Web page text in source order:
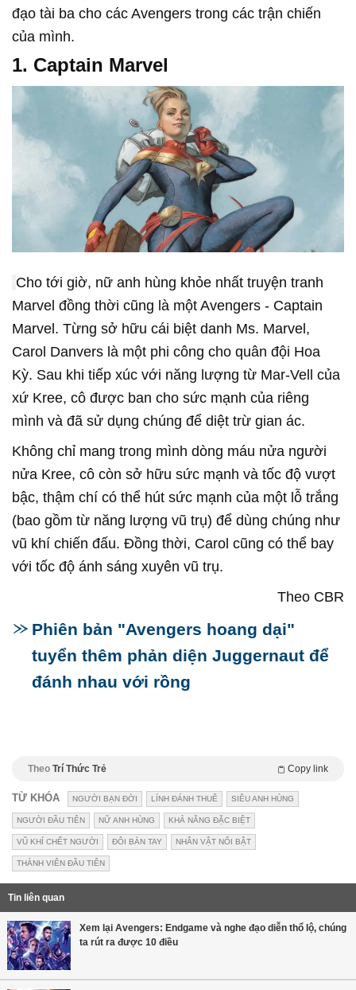
đạo tài ba cho các Avengers trong các trận chiến
của mình.
1. Captain Marvel
Cho tới giờ, nữ anh hùng khỏe nhất truyện tranh
Marvel đồng thời cũng là một Avengers - Captain
Marvel. Từng sở hữu cái biệt danh Ms. Marvel,
Carol Danvers là một phi công cho quân đội Hoa
Kỳ. Sau khi tiếp xúc với năng lượng từ Mar-Vell của
xứ Kree, cô được ban cho sức mạnh của riêng
mình và đã sử dụng chúng để diệt trừ gian ác.
Không chỉ mang trong mình dòng máu nửa người
nửa Kree, cô còn sở hữu sức mạnh và tốc độ vượt
bậc, thậm chí có thể hút sức mạnh của một lỗ trắng
(bao gồm từ năng lượng vũ trụ) để dùng chúng như
vũ khí chiến đấu. Đồng thời, Carol cũng có thể bay
với tốc độ ánh sáng xuyên vũ trụ.
Theo CBR
Phiên bản "Avengers hoang dại"
tuyển thêm phản diện Juggernaut để
đánh nhau với rồng
Theo Trí Thức Trẻ Copy link
TỪ KHÓA NGƯỜI BẠN ĐỜI LÍNH ĐÁNH THUÊ SIÊU ANH HÙNG
NGƯỜI ĐẦU TIÊN NỮ ANH HÙNG KHẢ NĂNG ĐẶC BIỆT
VŨ KHÍ CHẾT NGƯỜI ĐÔI BÀN TAY NHÂN VẬT NỔI BẬT
THÀNH VIÊN ĐẦU TIÊN
Tin liên quan
Xem lại Avengers: Endgame và nghe đạo diễn thổ lộ, chúng
ta rút ra được 10 điều